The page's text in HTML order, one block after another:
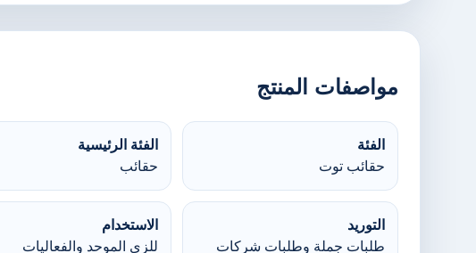
مواصفات المنتج
الفئة
حقائب توت
الفئة الرئيسية
حقائب
التوريد
طلبات جملة وطلبات شركات
الاستخدام
للزي الموحد والفعاليات